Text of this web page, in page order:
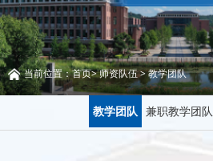
当前位置：首页>师资队伍>教学团队
教学团队 兼职教学团队